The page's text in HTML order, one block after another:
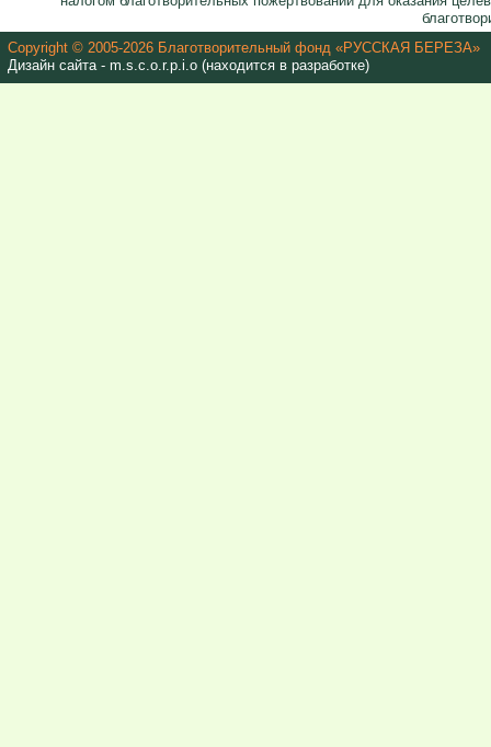
Copyright © 2005-2026 Благотворительный фонд «РУССКАЯ БЕРЕЗА»
Дизайн сайта - m.s.c.o.r.p.i.o (находится в разработке)